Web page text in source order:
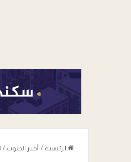
الرئيسية / أخبار الجنوب /